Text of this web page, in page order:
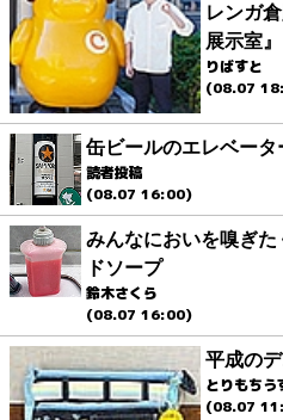
レンガ
展示室
りばすと
(08.07
缶ビールのエレベータ
読者投稿
(08.07 16:00)
みんなにおいを嗅ぎ
ドソープ
鈴木さくら
(08.07 16:00)
平成の
とりもちう
(08.07